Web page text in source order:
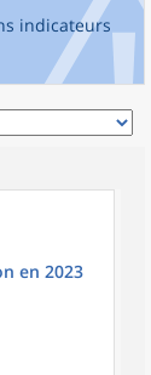
indicateurs
en 2023